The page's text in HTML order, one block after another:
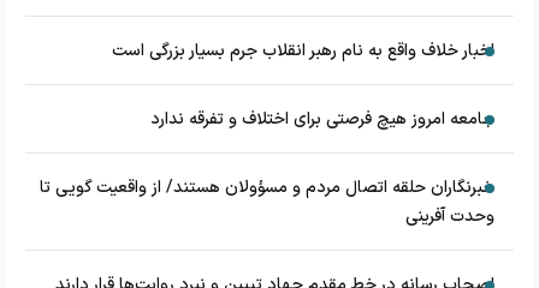
اخبار خلاف واقع به نام رهبر انقلاب جرم بسیار بزرگی است
جامعه امروز هیچ فرصتی برای اختلاف و تفرقه ندارد
خبرنگاران حلقه اتصال مردم و مسؤولان هستند/ از واقعیت گویی تا
وحدت آفرینی